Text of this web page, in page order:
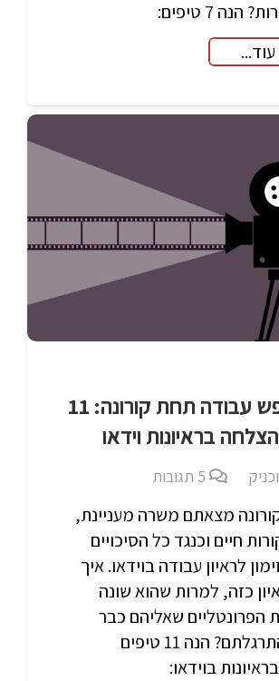
7 טיפים:
איך לחפש עבודה תחת קורונה: 11
בראיונות וידאו
5 תגובות
מצאתם משרה מעניינת,
חיים וכנגד כל הסיכויים
לראיון עבודה בוידאו. איך
כזה, למרות שהוא שונה
הפרונטליים שאליהם כבר
איכשהו התרגלתם? הנה 11 טיפים
בוידאו: